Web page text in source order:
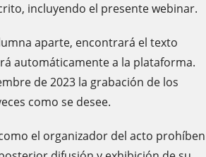
incluyendo el presente webinar.
aparte, encontrará el texto
automáticamente a la plataforma.
de 2023 la grabación de los
como se desee.
el organizador del acto prohíben